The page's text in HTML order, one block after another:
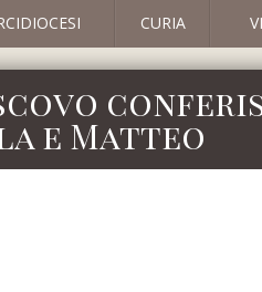
CURIA
e Matteo